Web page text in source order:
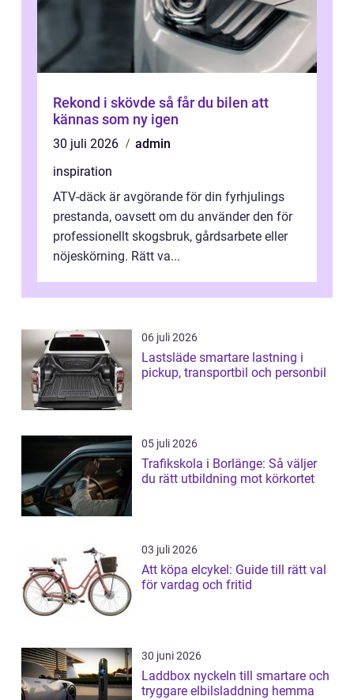
Rekond i skövde så får du bilen att
kännas som ny igen
30 juli 2026
admin
inspiration
ATV-däck är avgörande för din fyrhjulings
prestanda, oavsett om du använder den för
professionellt skogsbruk, gårdsarbete eller
nöjeskörning. Rätt va...
06 juli 2026
Lastsläde smartare lastning i
pickup, transportbil och personbil
05 juli 2026
Trafikskola i Borlänge: Så väljer
du rätt utbildning mot körkortet
03 juli 2026
Att köpa elcykel: Guide till rätt val
för vardag och fritid
30 juni 2026
Laddbox nyckeln till smartare och
tryggare elbilsladdning hemma